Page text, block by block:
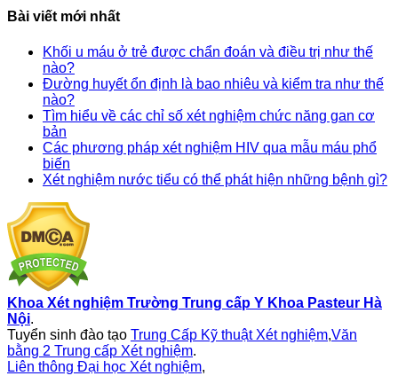
Bài viết mới nhất
Khối u máu ở trẻ được chẩn đoán và điều trị như thế
nào?
Đường huyết ổn định là bao nhiêu và kiểm tra như thế
nào?
Tìm hiểu về các chỉ số xét nghiệm chức năng gan cơ
bản
Các phương pháp xét nghiệm HIV qua mẫu máu phổ
biến
Xét nghiệm nước tiểu có thể phát hiện những bệnh gì?
Khoa Xét nghiệm Trường Trung cấp Y Khoa Pasteur Hà
Nội.
Tuyển sinh đào tạo Trung Cấp Kỹ thuật Xét nghiệm,Văn
bằng 2 Trung cấp Xét nghiệm.
Liên thông Đại học Xét nghiệm,